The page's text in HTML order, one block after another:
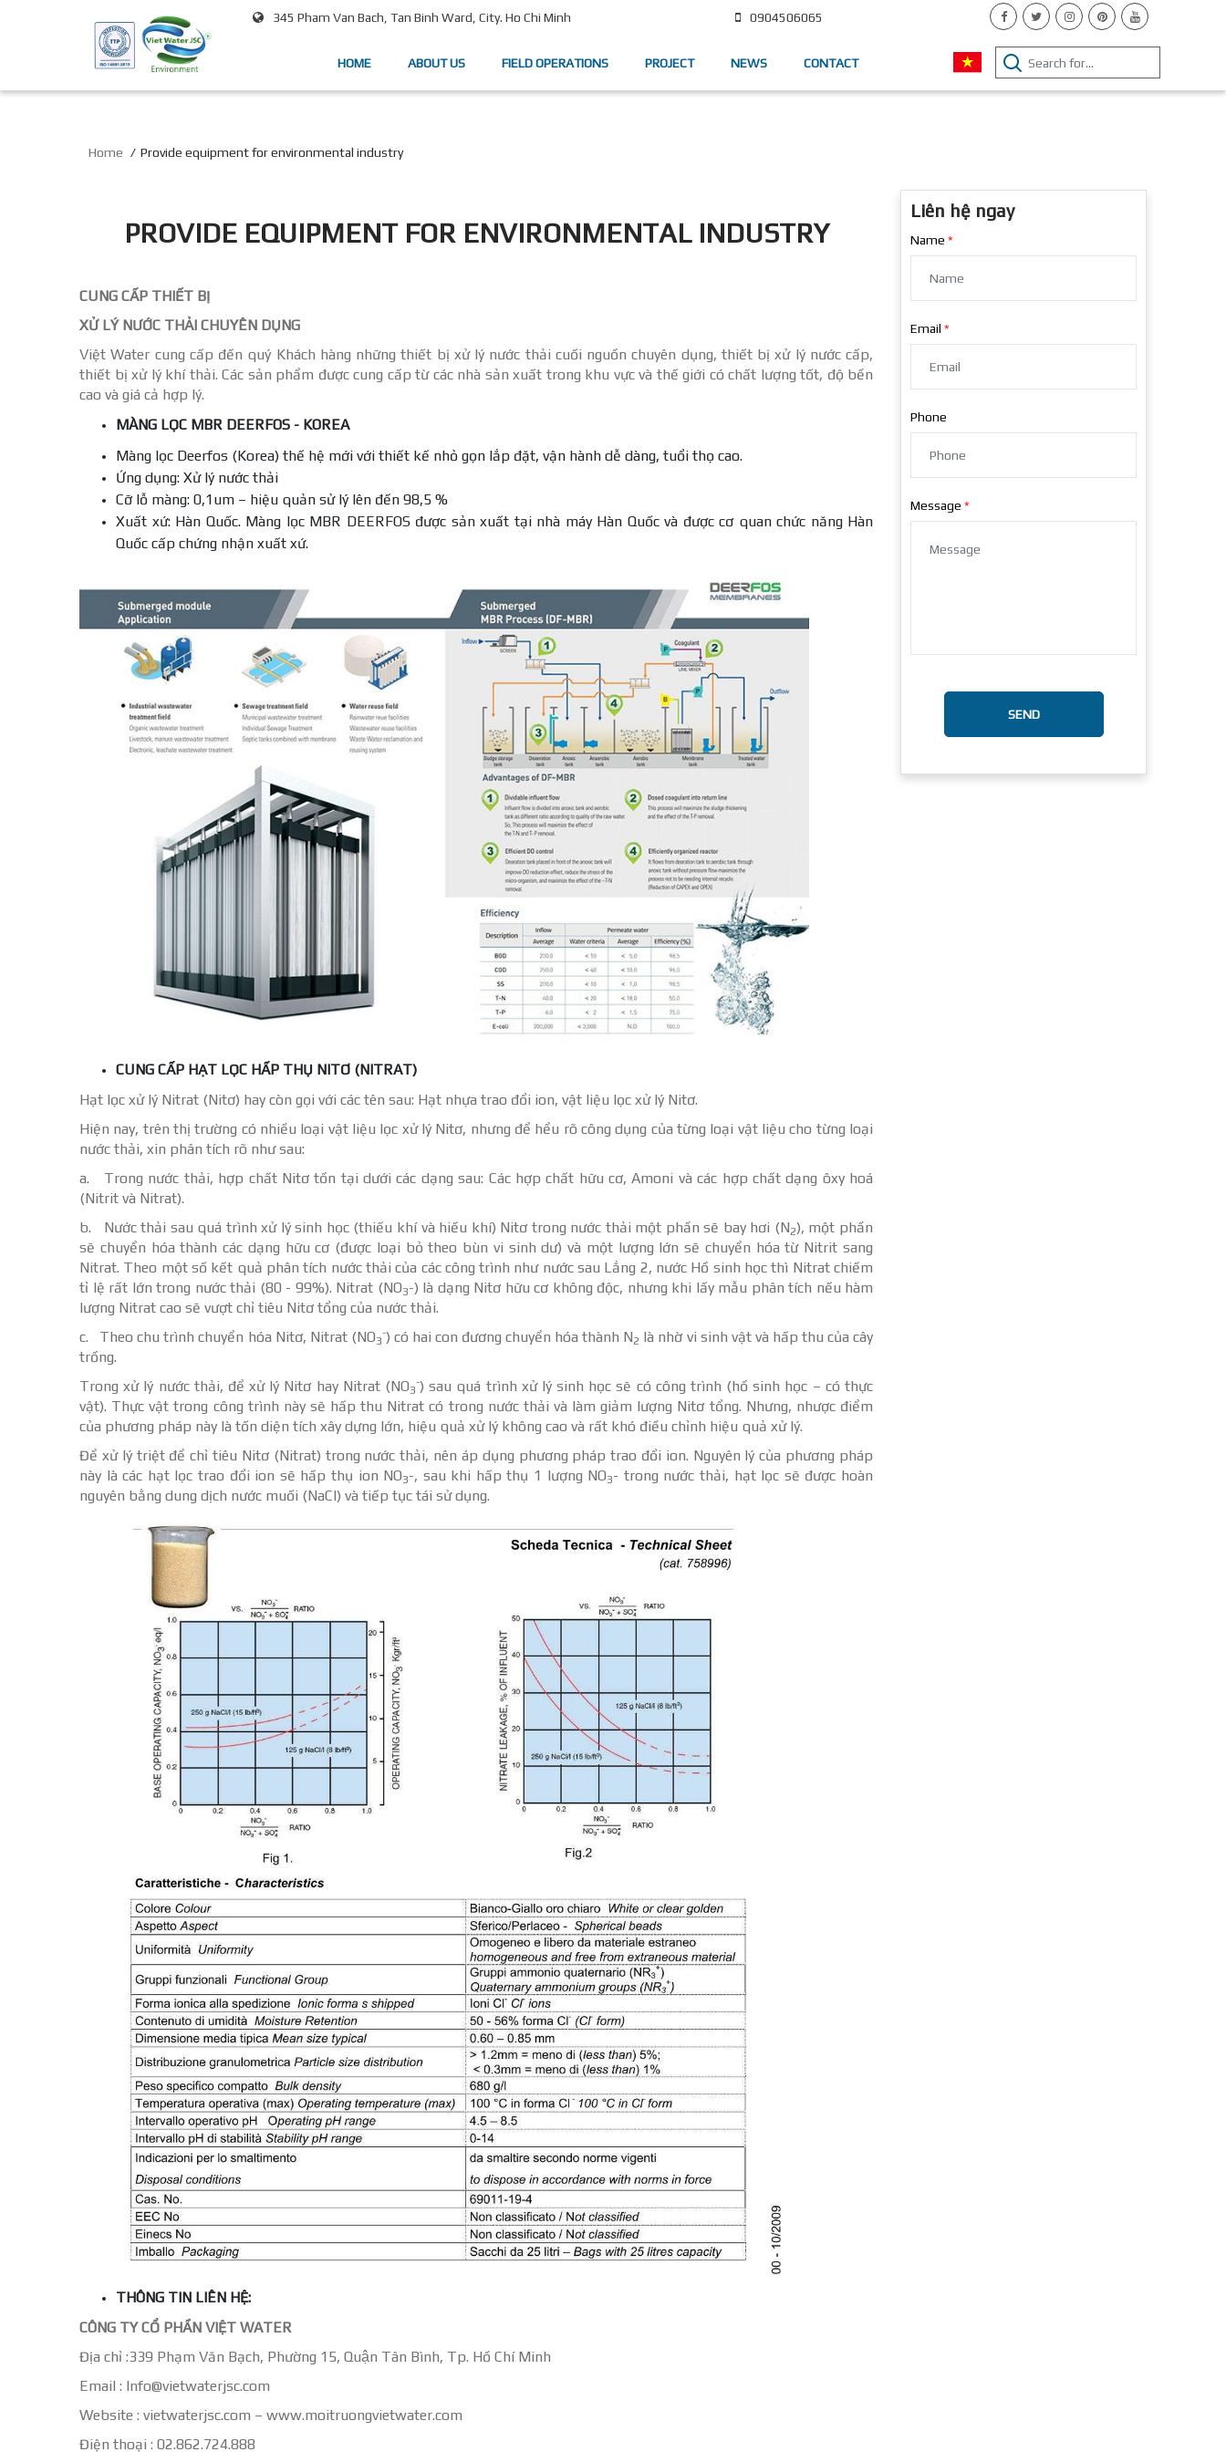
345 Pham Van Bach, Tan Binh Ward, City. Ho Chi Minh 0904506065
HOME ABOUT US FIELD OPERATIONS PROJECT NEWS CONTACT
Home Provide equipment for environmental industry
PROVIDE EQUIPMENT FOR ENVIRONMENTAL INDUSTRY
CUNG CẤP THIẾT BỊ
XỬ LÝ NƯỚC THẢI CHUYÊN DỤNG
Việt Water cung cấp đến quý Khách hàng những thiết bị xử lý nước thải cuối nguồn chuyên dụng, thiết bị xử lý nước cấp,
thiết bị xử lý khí thải. Các sản phẩm được cung cấp từ các nhà sản xuất trong khu vực và thế giới có chất lượng tốt, độ bền
cao và giá cả hợp lý.
MÀNG LỌC MBR DEERFOS - KOREA
Màng lọc Deerfos (Korea) thế hệ mới với thiết kế nhỏ gọn lắp đặt, vận hành dễ dàng, tuổi thọ cao.
Ứng dụng: Xử lý nước thải
Cỡ lỗ màng: 0,1um – hiệu quản sử lý lên đến 98,5 %
Xuất xứ: Hàn Quốc. Màng lọc MBR DEERFOS được sản xuất tại nhà máy Hàn Quốc và được cơ quan chức năng Hàn
Quốc cấp chứng nhận xuất xứ.
CUNG CẤP HẠT LỌC HẤP THỤ NITƠ (NITRAT)
Hạt lọc xử lý Nitrat (Nitơ) hay còn gọi với các tên sau: Hạt nhựa trao đổi ion, vật liệu lọc xử lý Nitơ.
Hiện nay, trên thị trường có nhiều loại vật liệu lọc xử lý Nitơ, nhưng để hểu rõ công dụng của từng loại vật liệu cho từng loại
nước thải, xin phân tích rõ như sau:
a. Trong nước thải, hợp chất Nitơ tồn tại dưới các dạng sau: Các hợp chất hữu cơ, Amoni và các hợp chất dạng ôxy hoá
(Nitrit và Nitrat).
b. Nước thải sau quá trình xử lý sinh học (thiếu khí và hiếu khí) Nitơ trong nước thải một phần sẽ bay hơi (N2), một phần
sẽ chuyển hóa thành các dạng hữu cơ (được loại bỏ theo bùn vi sinh dư) và một lượng lớn sẽ chuyển hóa từ Nitrit sang
Nitrat. Theo một số kết quả phân tích nước thải của các công trình như nước sau Lắng 2, nước Hồ sinh học thì Nitrat chiếm
tỉ lệ rất lớn trong nước thải (80 - 99%). Nitrat (NO3-) là dạng Nitơ hữu cơ không độc, nhưng khi lấy mẫu phân tích nếu hàm
lượng Nitrat cao sẽ vượt chỉ tiêu Nitơ tổng của nước thải.
c. Theo chu trình chuyển hóa Nitơ, Nitrat (NO3
-) có hai con đương chuyển hóa thành N2 là nhờ vi sinh vật và hấp thu của cây
trồng.
Trong xử lý nước thải, để xử lý Nitơ hay Nitrat (NO3
-) sau quá trình xử lý sinh học sẽ có công trình (hồ sinh học – có thực
vật). Thực vật trong công trình này sẽ hấp thu Nitrat có trong nước thải và làm giảm lượng Nitơ tổng. Nhưng, nhược điểm
của phương pháp này là tốn diện tích xây dựng lớn, hiệu quả xử lý không cao và rất khó điều chỉnh hiệu quả xử lý.
Để xử lý triệt để chỉ tiêu Nitơ (Nitrat) trong nước thải, nên áp dụng phương pháp trao đổi ion. Nguyên lý của phương pháp
này là các hạt lọc trao đổi ion sẽ hấp thụ ion NO3-, sau khi hấp thụ 1 lượng NO3- trong nước thải, hạt lọc sẽ được hoàn
nguyên bằng dung dịch nước muối (NaCl) và tiếp tục tái sử dụng.
THÔNG TIN LIÊN HỆ:
CÔNG TY CỔ PHẦN VIỆT WATER
Địa chỉ :339 Phạm Văn Bạch, Phường 15, Quận Tân Bình, Tp. Hồ Chí Minh
Email : Info@vietwaterjsc.com
Website : vietwaterjsc.com – www.moitruongvietwater.com
Điện thoại : 02.862.724.888
Liên hệ ngay
Name
Email
Phone
Message
SEND